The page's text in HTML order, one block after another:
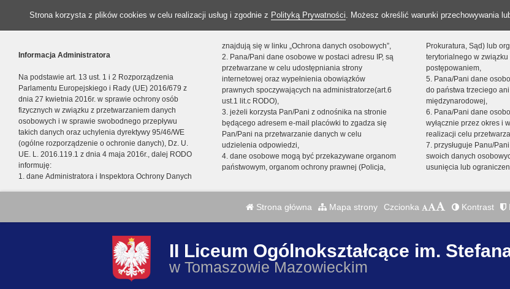
Strona korzysta z plików cookies w celu realizacji usług i zgodnie z Polityką Prywatności. Możesz określić warunki przechowywania
Informacja Administratora
Na podstawie art. 13 ust. 1 i 2 Rozporządzenia
Parlamentu Europejskiego i Rady (UE) 2016/679 z
dnia 27 kwietnia 2016r. w sprawie ochrony osób
fizycznych w związku z przetwarzaniem danych
osobowych i w sprawie swobodnego przepływu
takich danych oraz uchylenia dyrektywy 95/46/WE
(ogólne rozporządzenie o ochronie danych), Dz. U.
UE. L. 2016.119.1 z dnia 4 maja 2016r., dalej RODO
informuję:
1. dane Administratora i Inspektora Ochrony Danych
znajdują się w linku „Ochrona danych osobowych”,
2. Pana/Pani dane osobowe w postaci adresu IP, są
przetwarzane w celu udostępniania strony
internetowej oraz wypełnienia obowiązków
prawnych spoczywających na administratorze(art.6
ust.1 lit.c RODO),
3. jeżeli korzysta Pan/Pani z odnośnika na stronie
będącego adresem e-mail placówki to zgadza się
Pan/Pani na przetwarzanie danych w celu
udzielenia odpowiedzi,
4. dane osobowe mogą być przekazywane organom
państwowym, organom ochrony prawnej (Policja,
Prokuratura, Sąd) lub
terytorialnego w
postępowaniem,
5. Pana/Pani dane
do państwa trzeciego
międzynarodowej,
6. Pana/Pani dane
wyłącznie przez okres i
realizacji celu
7. przysługuje Panu/
swoich danych
usunięcia lub
Strona główna Mapa strony Czcionka Kontrast
II Liceum Ogólnokształcące im.
w Tomaszowie Mazowieckim